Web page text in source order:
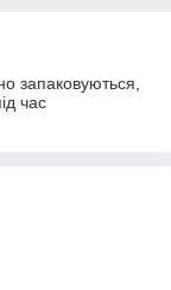
запаковуються,
час